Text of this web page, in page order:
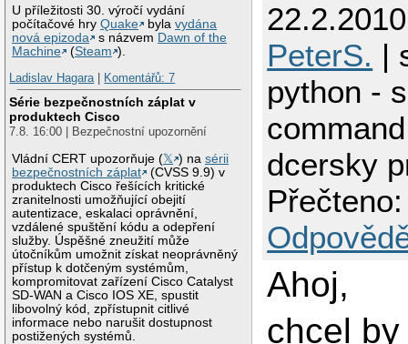
U příležitosti 30. výročí vydání
počítačové hryQuake bylavydána
nová epizoda
s názvem Dawn of the
Machine
(Steam ).
Ladislav Hagara| Komentářů: 7
Série bezpečnostních záplat v
produktech Cisco
7.8. 16:00 | Bezpečnostní upozornění
Vládní CERT upozorňuje (𝕏 ) nasérii
bezpečnostních záplat
(CVSS 9.9) v
produktech Cisco řešících kritické
zranitelnosti umožňující obejití
autentizace, eskalaci oprávnění,
vzdálené spuštění kódu a odepření
služby. Úspěšné zneužití může
útočníkům umožnit získat neoprávněný
přístup k dotčeným systémům,
kompromitovat zařízení Cisco Catalyst
SD-WAN a Cisco IOS XE, spustit
libovolný kód, zpřístupnit citlivé
informace nebo narušit dostupnost
postižených systémů.
PeterS. |
python -
dcersky
Ahoj,
chcel